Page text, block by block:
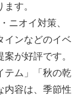
す。
ニオイ対策、
インなどのイベ
が好評です。
テム」「秋の乾
内容は、季節性